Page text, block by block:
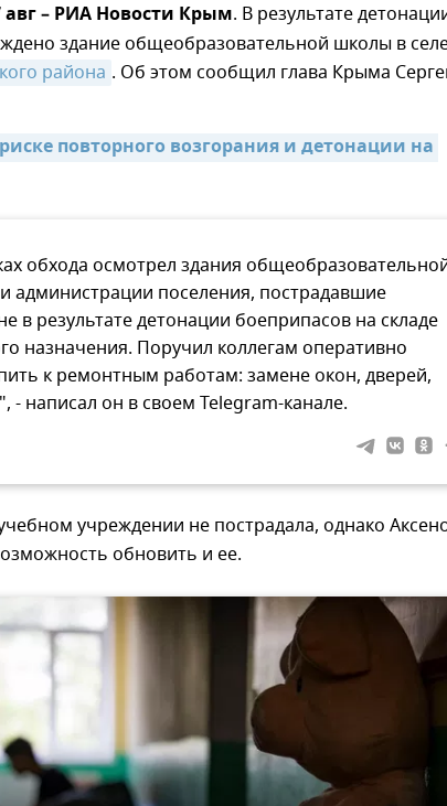
– РИА Новости Крым. В результате
здание общеобразовательной школы в
района . Об этом сообщил глава Крыма
повторного возгорания и детонации на
обхода осмотрел здания
администрации поселения, пострадавшие
в результате детонации боеприпасов на складе
назначения. Поручил коллегам оперативно
к ремонтным работам: замене окон, дверей,
- написал он в своем Telegram-канале.
учреждении не пострадала, однако
обновить и ее.